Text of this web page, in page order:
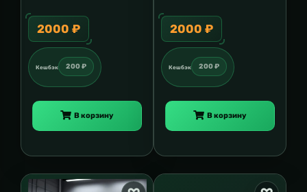
2000 ₽
Кешбэк 200 ₽
В корзину
2000 ₽
Кешбэк 200 ₽
В корзину